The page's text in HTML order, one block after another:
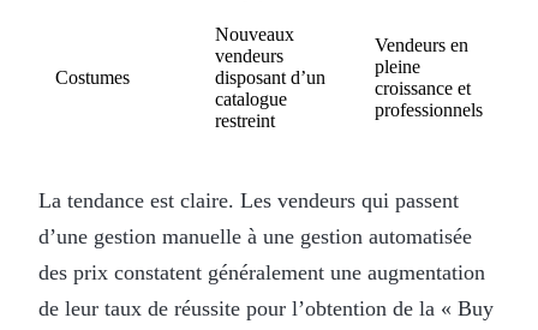
Costumes
Nouveaux
vendeurs
disposant d’un
catalogue
restreint
Vendeurs en
pleine
croissance et
professionnels
La tendance est claire. Les vendeurs qui passent
d’une gestion manuelle à une gestion automatisée
des prix constatent généralement une augmentation
de leur taux de réussite pour l’obtention de la « Buy